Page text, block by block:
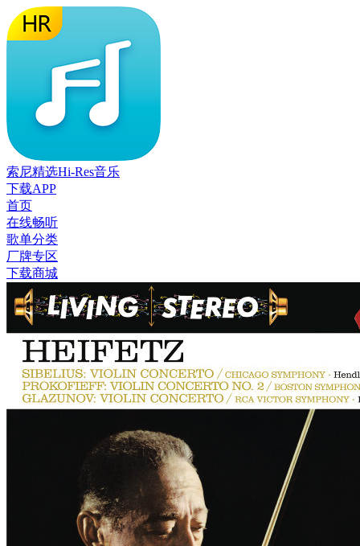
索尼精选Hi-Res音乐
下载APP
首页
在线畅听
歌单分类
厂牌专区
下载商城